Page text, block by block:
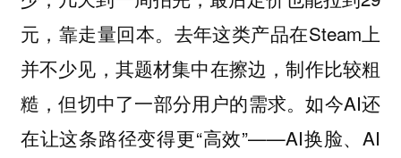
元，靠走量回本。去年这类产品在Steam上
并不少见，其题材集中在擦边，制作比较粗
糙，但切中了一部分用户的需求。如今AI还
在让这条路径变得更“高效”——AI换脸、AI